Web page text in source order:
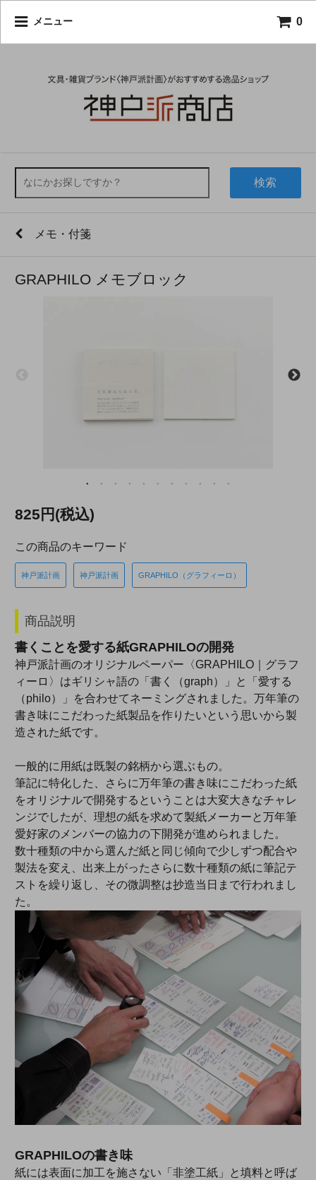
メニュー 0
検索
メモ・付箋
GRAPHILO メモブロック
825円(税込)
この商品のキーワード
神戸派計画 神戸派計画 GRAPHILO（グラフィーロ）
商品説明
書くことを愛する紙GRAPHILOの開発
神戸派計画のオリジナルペーパー〈GRAPHILO｜グラフ
ィーロ〉はギリシャ語の「書く（graph）」と「愛する
（philo）」を合わせてネーミングされました。万年筆の
書き味にこだわった紙製品を作りたいという思いから製
造された紙です。
一般的に用紙は既製の銘柄から選ぶもの。
筆記に特化した、さらに万年筆の書き味にこだわった紙
をオリジナルで開発するということは大変大きなチャレ
ンジでしたが、理想の紙を求めて製紙メーカーと万年筆
愛好家のメンバーの協力の下開発が進められました。
数十種類の中から選んだ紙と同じ傾向で少しずつ配合や
製法を変え、出来上がったさらに数十種類の紙に筆記テ
ストを繰り返し、その微調整は抄造当日まで行われまし
た。
GRAPHILOの書き味
紙には表面に加工を施さない「非塗工紙」と填料と呼ば